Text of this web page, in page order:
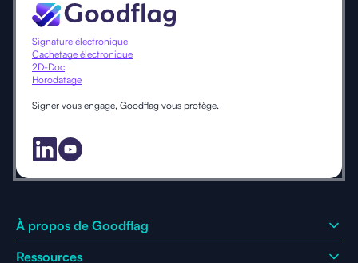
Signature électronique
Cachetage électronique
2D-Doc
Horodatage
Signer vous engage, Goodflag vous protège.
À propos de Goodflag
Qui sommes-nous ?
Ressources